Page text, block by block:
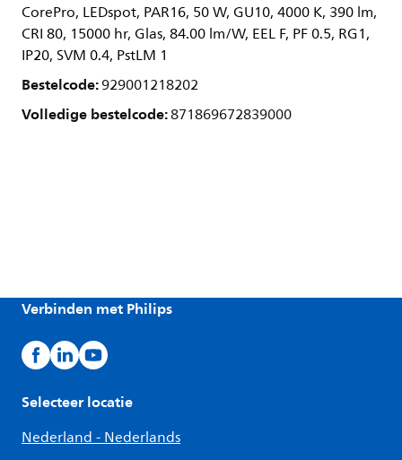
CorePro, LEDspot, PAR16, 50 W, GU10, 4000 K, 390 lm,
CRI 80, 15000 hr, Glas, 84.00 lm/W, EEL F, PF 0.5, RG1,
IP20, SVM 0.4, PstLM 1
Bestelcode:929001218202
Volledige bestelcode:871869672839000
Verbinden met Philips
Selecteer locatie
Nederland - Nederlands